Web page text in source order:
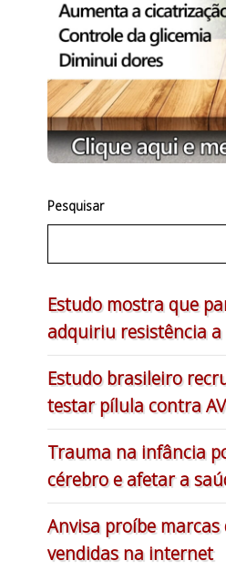
Pesquisar
Estudo mostra que
adquiriu resistência
Estudo brasileiro
testar pílula contra
Trauma na infância
cérebro e afetar a
Anvisa proíbe
vendidas na internet